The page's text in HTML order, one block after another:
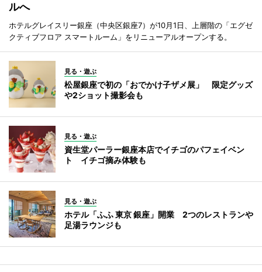
ルへ
ホテルグレイスリー銀座（中央区銀座7）が10月1日、上層階の「エグゼ
クティブフロア スマートルーム」をリニューアルオープンする。
見る・遊ぶ
松屋銀座で初の「おでかけ子ザメ展」 限定グッズ
や2ショット撮影会も
見る・遊ぶ
資生堂パーラー銀座本店でイチゴのパフェイベン
ト イチゴ摘み体験も
見る・遊ぶ
ホテル「ふふ 東京 銀座」開業 2つのレストランや
足湯ラウンジも